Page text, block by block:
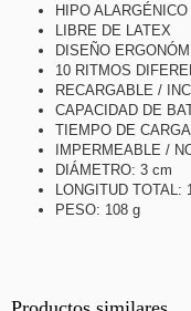
HIPO ALARGÉNICO
LIBRE DE LATEX
DISEÑO
10 RITMOS
RECARGABLE /
CAPACIDAD DE
TIEMPO DE
IMPERMEABLE /
DIÁMETRO: 3 cm
LONGITUD TOTAL:
PESO: 108 g